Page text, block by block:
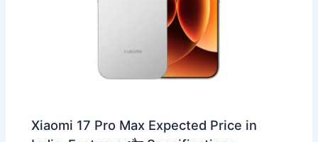
Xiaomi 17 Pro Max Expected Price in